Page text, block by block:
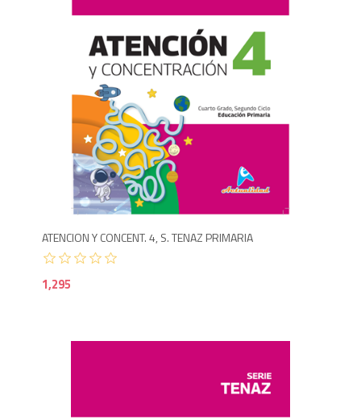
ATENCION Y CONCENT. 4, S. TENAZ PRIMARIA
1,295